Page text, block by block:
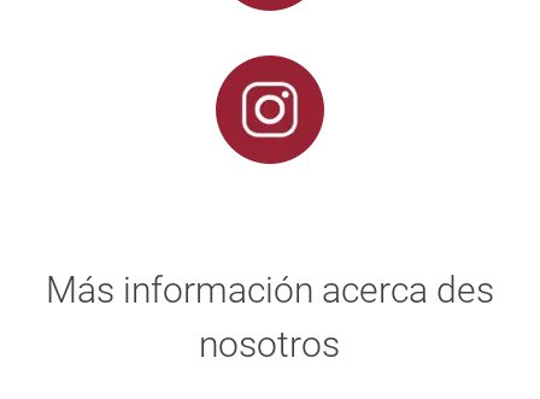
Más información acerca des
nosotros